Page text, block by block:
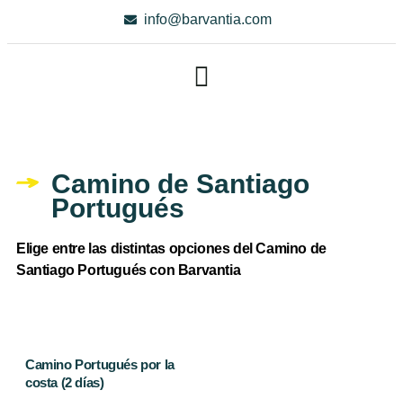
info@barvantia.com
Camino de Santiago
Portugués
Elige entre las distintas opciones del Camino de
Santiago Portugués con Barvantia
Camino Portugués por la
costa (2 días)